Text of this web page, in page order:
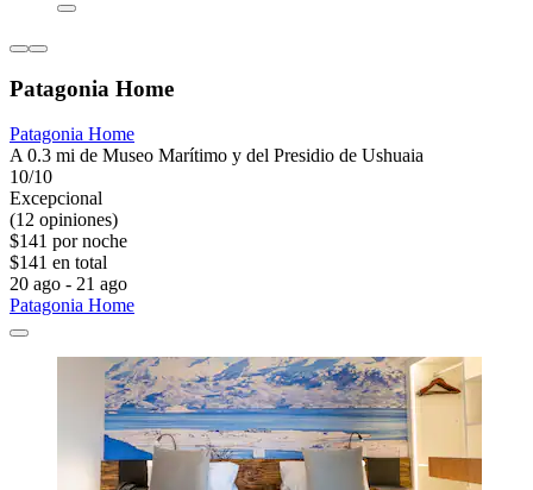
Patagonia Home
Patagonia Home
A 0.3 mi de Museo Marítimo y del Presidio de Ushuaia
10/10
Excepcional
(12 opiniones)
$141 por noche
$141 en total
20 ago - 21 ago
Patagonia Home